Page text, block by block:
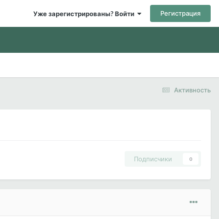
Уже зарегистрированы? Войти Регистрация
Активность
Подписчики 0